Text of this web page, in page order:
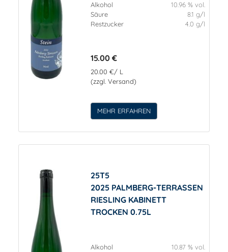
Alkohol
10.96 % vol.
Säure
8.1 g/l
Restzucker
4.0 g/l
15.00 €
20.00 €/ L
(zzgl. Versand)
MEHR ERFAHREN
25T5
2025 PALMBERG-TERRASSEN
RIESLING KABINETT
TROCKEN 0.75L
Alkohol
10.87 % vol.